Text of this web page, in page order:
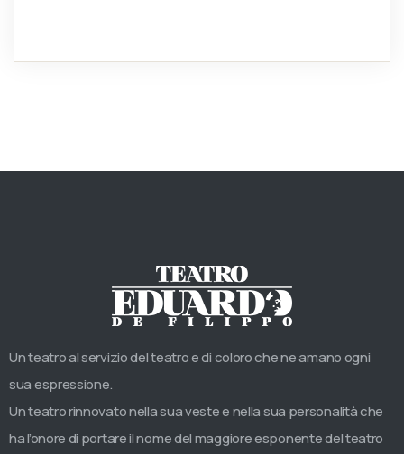
Un teatro al servizio del teatro e di coloro che ne amano ogni
sua espressione.
Un teatro rinnovato nella sua veste e nella sua personalità che
ha l’onore di portare il nome del maggiore esponente del teatro